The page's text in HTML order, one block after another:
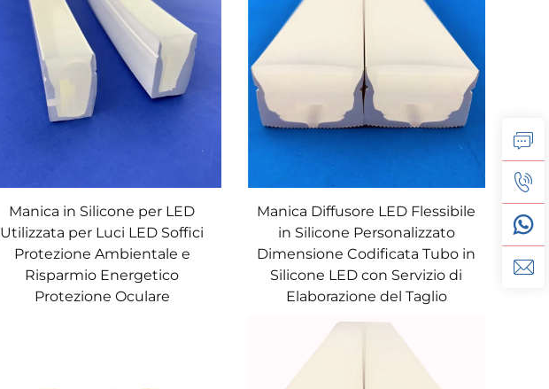
Manica in Silicone per LED
Utilizzata per Luci LED Soffici
Protezione Ambientale e
Risparmio Energetico
Protezione Oculare
Manica Diffusore LED Flessibile
in Silicone Personalizzato
Dimensione Codificata Tubo in
Silicone LED con Servizio di
Elaborazione del Taglio